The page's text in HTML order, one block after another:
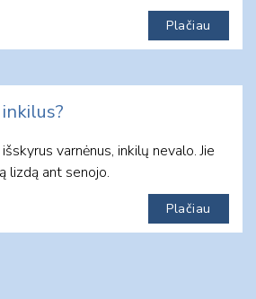
Plačiau
varnėnus, inkilų nevalo. Jie
lizdą ant senojo.
Plačiau